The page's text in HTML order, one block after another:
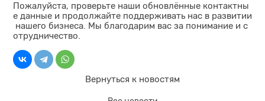
Пожалуйста, проверьте наши обновлённые контактны
е данные и продолжайте поддерживать нас в развитии
нашего бизнеса. Мы благодарим вас за понимание и с
отрудничество.
Вернуться к новостям